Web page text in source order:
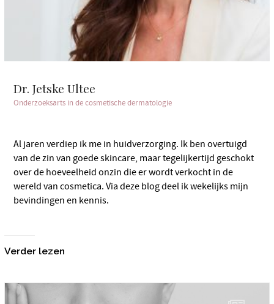
Dr. Jetske Ultee
Onderzoeksarts in de cosmetische dermatologie
Al jaren verdiep ik me in huidverzorging. Ik ben overtuigd
van de zin van goede skincare, maar tegelijkertijd geschokt
over de hoeveelheid onzin die er wordt verkocht in de
wereld van cosmetica. Via deze blog deel ik wekelijks mijn
bevindingen en kennis.
Verder lezen